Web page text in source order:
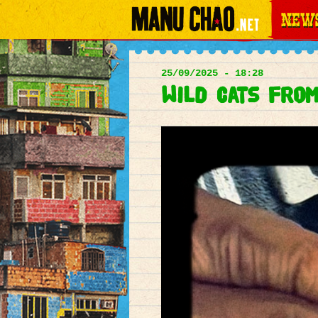
Main
menu
News
25/09/2025 - 18:28
Wild cats